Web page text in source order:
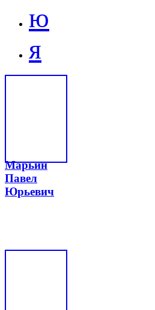
ю
я
Марьин
Павел
Юрьевич